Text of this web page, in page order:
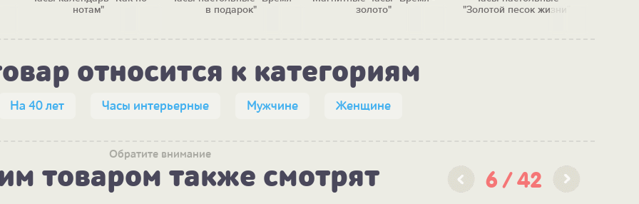
нотам"
в подарок"
золото"
"Золотой песок жизни"
относится к категориям
На 40 лет Часы интерьерные Мужчине Женщине
Обратите внимание
товаром также смотрят 6 42